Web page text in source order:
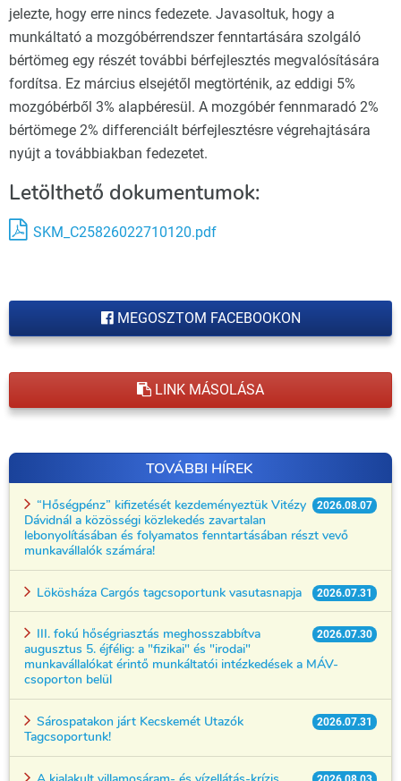
jelezte, hogy erre nincs fedezete. Javasoltuk, hogy a
munkáltató a mozgóbérrendszer fenntartására szolgáló
bértömeg egy részét további bérfejlesztés megvalósítására
fordítsa. Ez március elsejétől megtörténik, az eddigi 5%
mozgóbérből 3% alapbéresül. A mozgóbér fennmaradó 2%
bértömege 2% differenciált bérfejlesztésre végrehajtására
nyújt a továbbiakban fedezetet.
Letölthető dokumentumok:
SKM_C25826022710120.pdf
MEGOSZTOM FACEBOOKON
LINK MÁSOLÁSA
TOVÁBBI HÍREK
2026.08.07
“Hőségpénz” kifizetését kezdeményeztük Vitézy
Dávidnál a közösségi közlekedés zavartalan
lebonyolításában és folyamatos fenntartásában részt vevő
munkavállalók számára!
2026.07.31
Lökösháza Cargós tagcsoportunk vasutasnapja
2026.07.30
III. fokú hőségriasztás meghosszabbítva
augusztus 5. éjfélig: a "fizikai" és "irodai"
munkavállalókat érintő munkáltatói intézkedések a MÁV-
csoporton belül
2026.07.31
Sárospatakon járt Kecskemét Utazók
Tagcsoportunk!